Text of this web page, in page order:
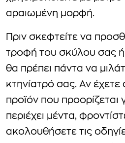
αραιωμένη μορφή.
Πριν σκεφτείτε να
τροφή του σκύλου σας ή
θα πρέπει πάντα να
κτηνίατρό σας. Αν έχετε
προϊόν που προορίζεται
περιέχει μέντα,
ακολουθήσετε τις